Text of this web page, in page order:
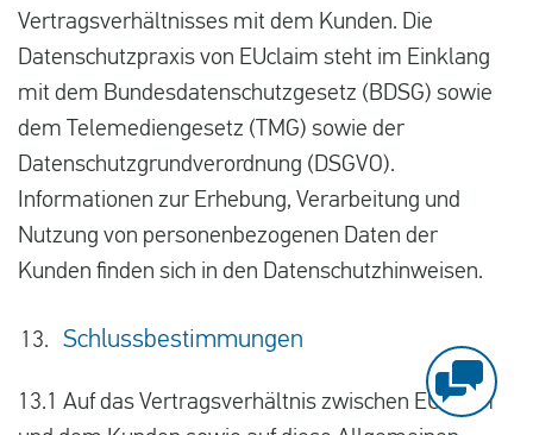
Vertragsverhältnisses mit dem Kunden. Die
Datenschutzpraxis von EUclaim steht im Einklang
mit dem Bundesdatenschutzgesetz (BDSG) sowie
dem Telemediengesetz (TMG) sowie der
Datenschutzgrundverordnung (DSGVO).
Informationen zur Erhebung, Verarbeitung und
Nutzung von personenbezogenen Daten der
Kunden finden sich in den Datenschutzhinweisen.
Schlussbestimmungen
13.1 Auf das Vertragsverhältnis zwischen EUclaim